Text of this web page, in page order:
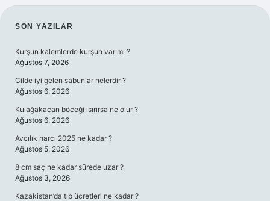
SIDEBAR
SON YAZILAR
Kurşun kalemlerde kurşun var mı ?
Ağustos 7, 2026
Cilde iyi gelen sabunlar nelerdir ?
Ağustos 6, 2026
Kulağakaçan böceği ısırırsa ne olur ?
Ağustos 6, 2026
Avcılık harcı 2025 ne kadar ?
Ağustos 5, 2026
8 cm saç ne kadar sürede uzar ?
Ağustos 3, 2026
Kazakistan’da tıp ücretleri ne kadar ?